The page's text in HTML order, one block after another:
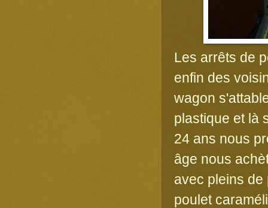
Les arrêts de
enfin des
wagon
plastique et là
24 ans nous
âge nous
avec pleins
poulet